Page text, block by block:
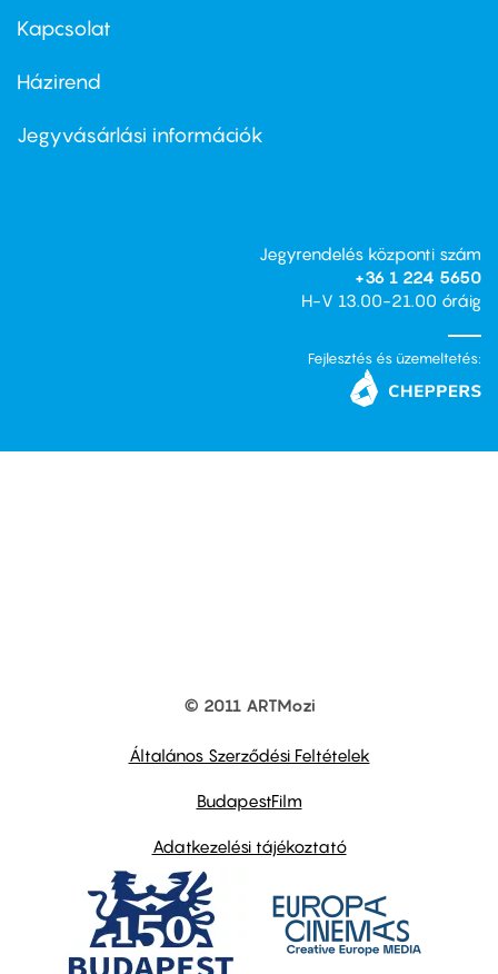
firstKapcsolat
Footer
second
Házirend
Jegyvásárlási információk
Jegyrendelés központi szám
+36 1 224 5650
H-V 13.00-21.00 óráig
Fejlesztés és üzemeltetés:
© 2011 ARTMozi
Általános Szerződési Feltételek
BudapestFilm
Adatkezelési tájékoztató